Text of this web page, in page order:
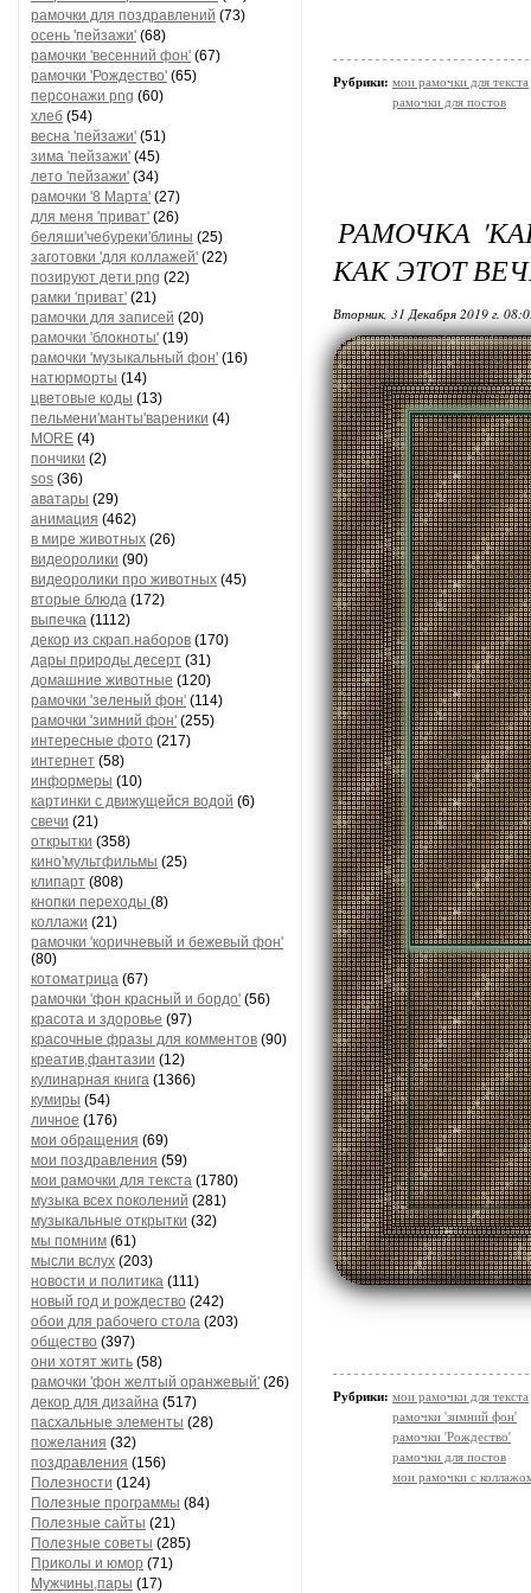
рамочки для поздравлений (73)
осень 'пейзажи' (68)
рамочки 'весенний фон' (67)
рамочки 'Рождество' (65)
персонажи png (60)
хлеб (54)
весна 'пейзажи' (51)
зима 'пейзажи' (45)
лето 'пейзажи' (34)
рамочки '8 Марта' (27)
для меня 'приват' (26)
беляши'чебуреки'блины (25)
заготовки 'для коллажей' (22)
позируют дети png (22)
рамки 'приват' (21)
рамочки для записей (20)
рамочки 'блокноты' (19)
рамочки 'музыкальный фон' (16)
натюрморты (14)
цветовые коды (13)
пельмени'манты'вареники (4)
MORE (4)
пончики (2)
sos (36)
аватары (29)
анимация (462)
в мире животных (26)
видеоролики (90)
видеоролики про животных (45)
вторые блюда (172)
выпечка (1112)
декор из скрап.наборов (170)
дары природы десерт (31)
домашние животные (120)
рамочки 'зеленый фон' (114)
рамочки 'зимний фон' (255)
интересные фото (217)
интернет (58)
информеры (10)
картинки с движущейся водой (6)
свечи (21)
открытки (358)
кино'мультфильмы (25)
клипарт (808)
кнопки переходы (8)
коллажи (21)
рамочки 'коричневый и бежевый фон'
(80)
котоматрица (67)
рамочки 'фон красный и бордо' (56)
красота и здоровье (97)
красочные фразы для комментов (90)
креатив,фантазии (12)
кулинарная книга (1366)
кумиры (54)
личное (176)
мои обращения (69)
мои поздравления (59)
мои рамочки для текста (1780)
музыка всех поколений (281)
музыкальные открытки (32)
мы помним (61)
мысли вслух (203)
новости и политика (111)
новый год и рождество (242)
обои для рабочего стола (203)
общество (397)
они хотят жить (58)
рамочки 'фон желтый оранжевый' (26)
декор для дизайна (517)
пасхальные элементы (28)
пожелания (32)
поздравления (156)
Полезности (124)
Полезные программы (84)
Полезные сайты (21)
Полезные советы (285)
Приколы и юмор (71)
Мужчины,пары (17)
Рубрики: мои рамочки для текста
рамочки для постов
РАМОЧКА
КАК ЭТОТ
Вторник, 31 Декабря 2019 г.
Рубрики: мои рамочки для текста
рамочки 'зимний фон'
рамочки 'Рождество'
рамочки для постов
мои рамочки с